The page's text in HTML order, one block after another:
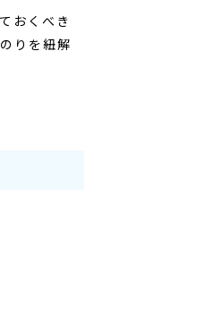
おくべき
りを紐解